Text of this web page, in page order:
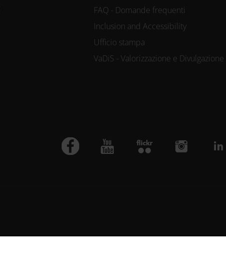
FAQ - Domande frequenti
Inclusion and Accessibility
Ufficio stampa
VaDiS - Valorizzazione e